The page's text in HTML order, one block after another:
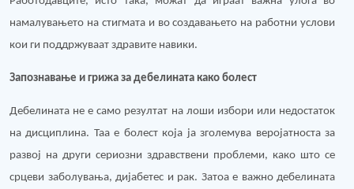
намалувањето на стигмата и во создавањето на работни услови
кои ги поддржуваат здравите навики.
Запознавање и грижа за дебелината како болест
Дебелината не е само резултат на лоши избори или недостаток
на дисциплина. Таа е болест која ја зголемува веројатноста за
развој на други сериозни здравствени проблеми, како што се
срцеви заболувања, дијабетес и рак. Затоа е важно дебелината